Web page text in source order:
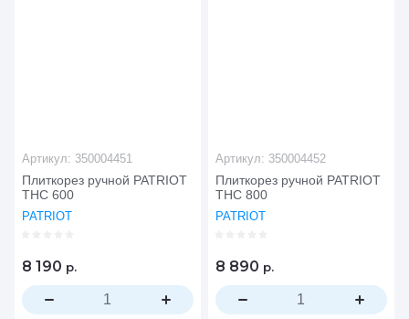
Плиткорез ручной PATRIOT
THC 600
PATRIOT
Артикул: 350004451
8 190 р.
Плиткорез ручной PATRIOT
THC 800
PATRIOT
Артикул: 350004452
8 890 р.